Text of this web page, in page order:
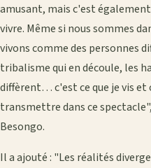
amusant, mais c'est
vivre. Même si nous sommes
vivons comme des personnes
tribalisme qui en découle, les
diffèrent… c'est ce que je vis et
transmettre dans ce
Besongo.
Il a ajouté : "Les réalités